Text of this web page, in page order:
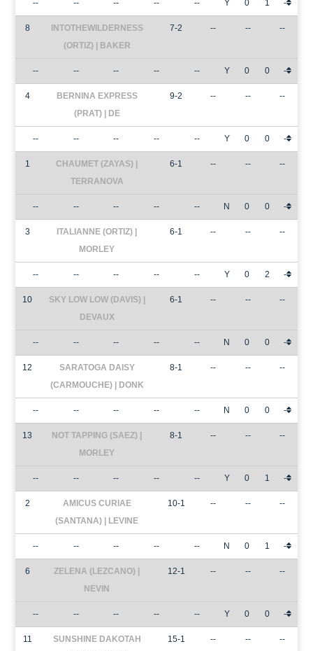
-- -- -- -- -- Y 0 1 -
8
INTOTHEWILDERNESS
(ORTIZ) | BAKER
7-2 -- -- --
-- -- -- -- -- Y 0 0 -
4
BERNINA EXPRESS
(PRAT) | DE
9-2 -- -- --
-- -- -- -- -- Y 0 0 -
1
CHAUMET (ZAYAS) |
TERRANOVA
6-1 -- -- --
-- -- -- -- -- N 0 0 -
3
ITALIANNE (ORTIZ) |
MORLEY
6-1 -- -- --
-- -- -- -- -- Y 0 2 -
10
SKY LOW LOW (DAVIS) |
DEVAUX
6-1 -- -- --
-- -- -- -- -- N 0 0 -
12
SARATOGA DAISY
(CARMOUCHE) | DONK
8-1 -- -- --
-- -- -- -- -- N 0 0 -
13
NOT TAPPING (SAEZ) |
MORLEY
8-1 -- -- --
-- -- -- -- -- Y 0 1 -
2
AMICUS CURIAE
(SANTANA) | LEVINE
10-1 -- -- --
-- -- -- -- -- N 0 1 -
6
ZELENA (LEZCANO) |
NEVIN
12-1 -- -- --
-- -- -- -- -- Y 0 0 -
11
SUNSHINE DAKOTAH
15-1 -- -- --